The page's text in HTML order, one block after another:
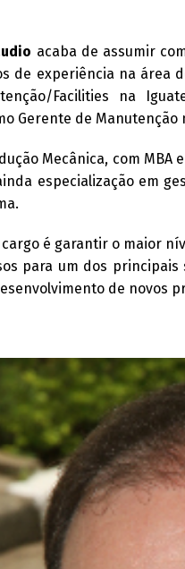
acaba de assumir
de experiência na área
Facilities na
Gerente de Manutenção
Mecânica, com MBA
especialização em
é garantir o maior
para um dos
de novos